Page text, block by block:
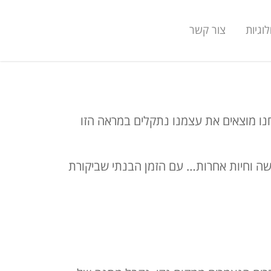
צור קשר
מוצאים את עצמנו נתקלים במראה הזו
וחיות אחרות… עם הזמן הבנתי שביקורת